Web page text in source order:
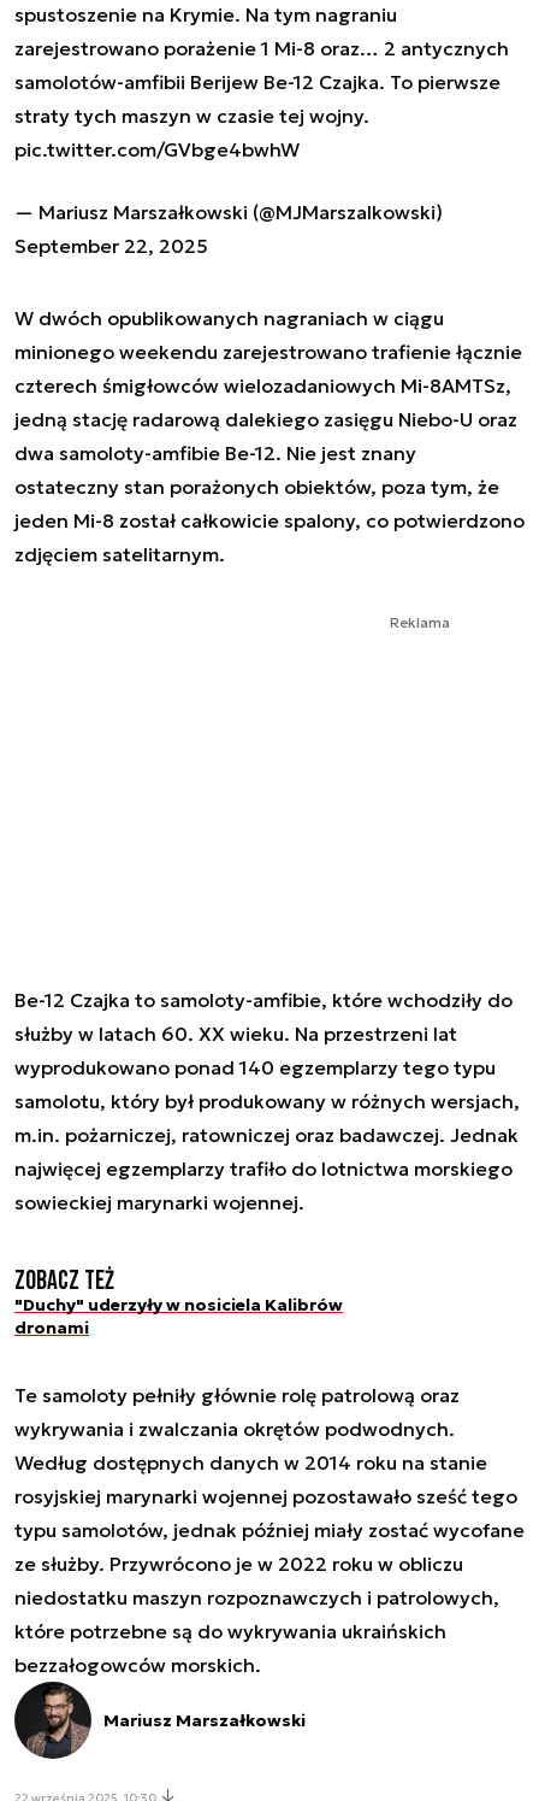
spustoszenie na Krymie. Na tym nagraniu
zarejestrowano porażenie 1 Mi-8 oraz… 2 antycznych
samolotów-amfibii Berijew Be-12 Czajka. To pierwsze
straty tych maszyn w czasie tej wojny.
pic.twitter.com/GVbge4bwhW
— Mariusz Marszałkowski (@MJMarszalkowski)
September 22, 2025
W dwóch opublikowanych nagraniach w ciągu
minionego weekendu zarejestrowano trafienie łącznie
czterech śmigłowców wielozadaniowych Mi-8AMTSz,
jedną stację radarową dalekiego zasięgu Niebo-U oraz
dwa samoloty-amfibie Be-12. Nie jest znany
ostateczny stan porażonych obiektów, poza tym, że
jeden Mi-8 został całkowicie spalony, co potwierdzono
zdjęciem satelitarnym.
Reklama
Be-12 Czajka to samoloty-amfibie, które wchodziły do
służby w latach 60. XX wieku. Na przestrzeni lat
wyprodukowano ponad 140 egzemplarzy tego typu
samolotu, który był produkowany w różnych wersjach,
m.in. pożarniczej, ratowniczej oraz badawczej. Jednak
najwięcej egzemplarzy trafiło do lotnictwa morskiego
sowieckiej marynarki wojennej.
Zobacz też
"Duchy" uderzyły w nosiciela Kalibrów
dronami
Te samoloty pełniły głównie rolę patrolową oraz
wykrywania i zwalczania okrętów podwodnych.
Według dostępnych danych w 2014 roku na stanie
rosyjskiej marynarki wojennej pozostawało sześć tego
typu samolotów, jednak później miały zostać wycofane
ze służby. Przywrócono je w 2022 roku w obliczu
niedostatku maszyn rozpoznawczych i patrolowych,
które potrzebne są do wykrywania ukraińskich
bezzałogowców morskich.
Mariusz Marszałkowski
22 września 2025, 10:30